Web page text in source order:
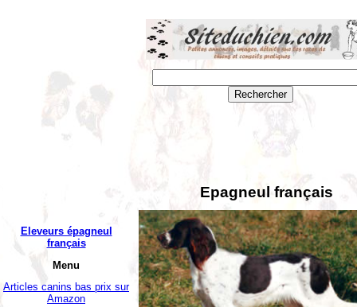
Eleveurs épagneul
français
Menu
Articles canins bas prix sur
Amazon
Epagneul français